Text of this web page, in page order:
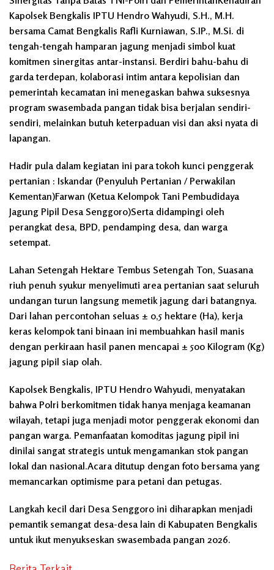
Kapolsek Bengkalis IPTU Hendro Wahyudi, S.H., M.H.
bersama Camat Bengkalis Rafli Kurniawan, S.IP., M.Si. di
tengah-tengah hamparan jagung menjadi simbol kuat
komitmen sinergitas antar-instansi. Berdiri bahu-bahu di
garda terdepan, kolaborasi intim antara kepolisian dan
pemerintah kecamatan ini menegaskan bahwa suksesnya
program swasembada pangan tidak bisa berjalan sendiri-
sendiri, melainkan butuh keterpaduan visi dan aksi nyata di
lapangan.
Hadir pula dalam kegiatan ini para tokoh kunci penggerak
pertanian : Iskandar (Penyuluh Pertanian / Perwakilan
Kementan)Farwan (Ketua Kelompok Tani Pembudidaya
Jagung Pipil Desa Senggoro)Serta didampingi oleh
perangkat desa, BPD, pendamping desa, dan warga
setempat.
Lahan Setengah Hektare Tembus Setengah Ton, Suasana
riuh penuh syukur menyelimuti area pertanian saat seluruh
undangan turun langsung memetik jagung dari batangnya.
Dari lahan percontohan seluas ± 0,5 hektare (Ha), kerja
keras kelompok tani binaan ini membuahkan hasil manis
dengan perkiraan hasil panen mencapai ± 500 Kilogram (Kg)
jagung pipil siap olah.
Kapolsek Bengkalis, IPTU Hendro Wahyudi, menyatakan
bahwa Polri berkomitmen tidak hanya menjaga keamanan
wilayah, tetapi juga menjadi motor penggerak ekonomi dan
pangan warga. Pemanfaatan komoditas jagung pipil ini
dinilai sangat strategis untuk mengamankan stok pangan
lokal dan nasional.Acara ditutup dengan foto bersama yang
memancarkan optimisme para petani dan petugas.
Langkah kecil dari Desa Senggoro ini diharapkan menjadi
pemantik semangat desa-desa lain di Kabupaten Bengkalis
untuk ikut menyukseskan swasembada pangan 2026.